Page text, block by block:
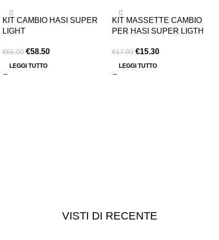
-10%
ESAURITO
KIT CAMBIO HASI SUPER
LIGHT
€65.00 €58.50
LEGGI TUTTO
-10%
ESAURITO
KIT MASSETTE CAMBIO
PER HASI SUPER LIGTH
€17.00 €15.30
LEGGI TUTTO
VISTI DI RECENTE